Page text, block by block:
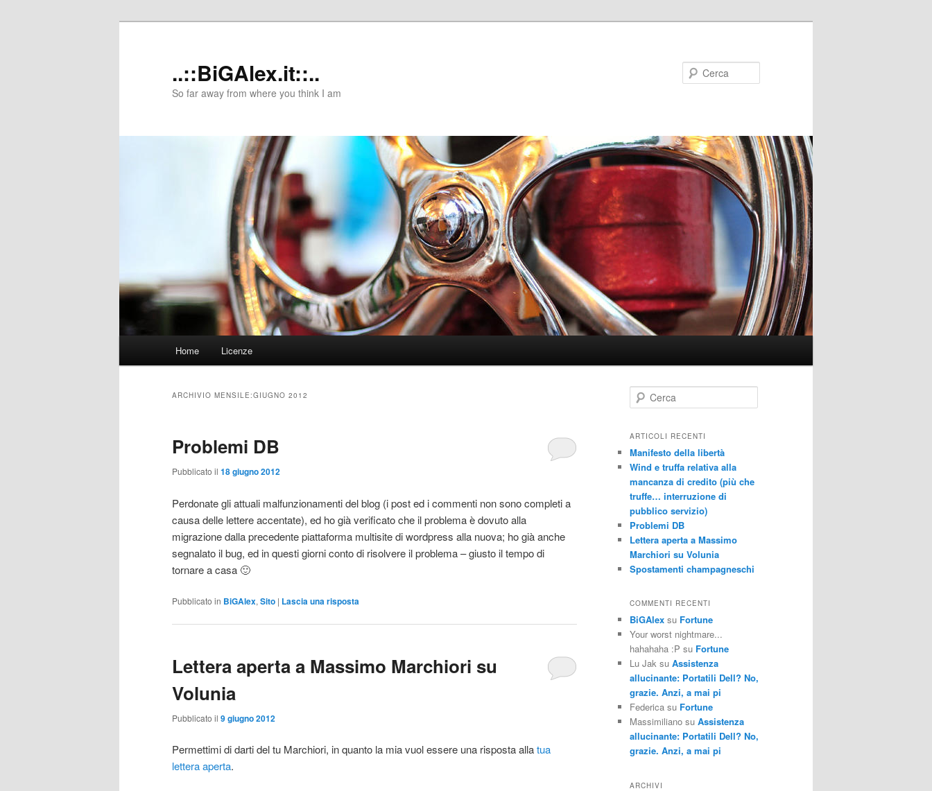
..::BiGAlex.it::..
So far away from where you think I am
Vai
principale
Vai
secondario
Home Licenze
ARCHIVIO MENSILE:GIUGNO 2012
Problemi DB
Pubblicato il 18 giugno 2012
Perdonate gli attuali malfunzionamenti del blog (i post ed i commenti non sono completi a
causa delle lettere accentate), ed ho già verificato che il problema è dovuto alla
migrazione dalla precedente piattaforma multisite di wordpress alla nuova; ho già anche
segnalato il bug, ed in questi giorni conto di risolvere il problema – giusto il tempo di
tornare a casa 🙂
Pubblicato in BiGAlex, Sito | Lascia una risposta
Lettera aperta a Massimo Marchiori su
Volunia
Pubblicato il 9 giugno 2012
Permettimi di darti del tu Marchiori, in quanto la mia vuol essere una risposta allatua
lettera aperta.
e
c
ARTICOLI RECENTI
Manifesto della libertà
Wind e truffa relativa alla
mancanza di credito (più che
truffe… interruzione di
pubblico servizio)
Problemi DB
Lettera aperta a Massimo
Marchiori su Volunia
Spostamenti champagneschi
COMMENTI RECENTI
BiGAlex su Fortune
Your worst nightmare...
hahahaha :P su Fortune
Lu Jak su Assistenza
allucinante: Portatili Dell? No,
grazie. Anzi, a mai pi
Federica su Fortune
Massimiliano su Assistenza
allucinante: Portatili Dell? No,
grazie. Anzi, a mai pi
ARCHIVI